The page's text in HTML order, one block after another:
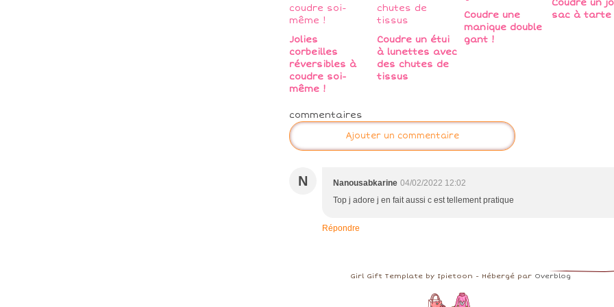
Jolies
corbeilles
réversibles à
coudre soi-
même !
Coudre un étui
à lunettes avec
des chutes de
tissus
Coudre une
manique double
gant !
Coudre un
sac à tarte
commentaires
Ajouter un commentaire
N Nanousabkarine 04/02/2022 12:02
Top j adore j en fait aussi c est tellement pratique
Répondre
Girl Gift Template by Ipietoon - Hébergé par Overblog